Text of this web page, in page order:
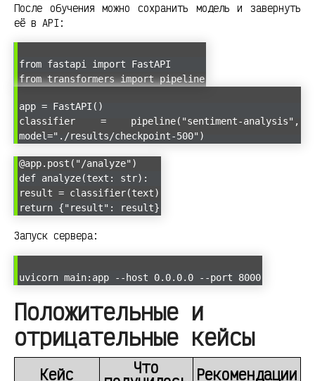
После обучения можно сохранить модель и завернуть
её в API:
from fastapi import FastAPI
from transformers import pipeline
app = FastAPI()
classifier = pipeline("sentiment-analysis",
model="./results/checkpoint-500")
@app.post("/analyze")
def analyze(text: str):
result = classifier(text)
return {"result": result}
Запуск сервера:
uvicorn main:app --host 0.0.0.0 --port 8000
Положительные и
отрицательные кейсы
Кейс Что Рекомендации